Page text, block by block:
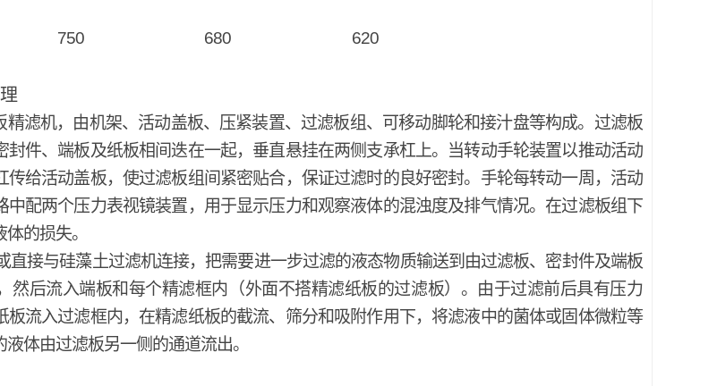
750 680 620
精滤机，由机架、活动盖板、压紧装置、过滤板组、可移动脚轮和接汁盘等构成。过滤板
封件、端板及纸板相间迭在一起，垂直悬挂在两侧支承杠上。当转动手轮装置以推动活动
传给活动盖板，使过滤板组间紧密贴合，保证过滤时的良好密封。手轮每转动一周，活动
中配两个压力表视镜装置，用于显示压力和观察液体的混浊度及排气情况。在过滤板组下
的损失。
直接与硅藻土过滤机连接，把需要进一步过滤的液态物质输送到由过滤板、密封件及端板
然后流入端板和每个精滤框内（外面不搭精滤纸板的过滤板）。由于过滤前后具有压力
板流入过滤框内，在精滤纸板的截流、筛分和吸附作用下，将滤液中的菌体或固体微粒等
体由过滤板另一侧的通道流出。